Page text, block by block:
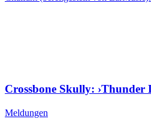
Crossbone Skully: ›Thunder
Meldungen